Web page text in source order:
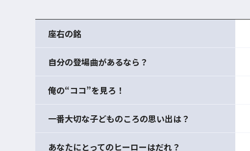
座右の銘
自分の登場曲があるなら？
俺の“ココ”を見ろ！
一番大切な子どものころの思い出は？
あなたにとってのヒーローはだれ？